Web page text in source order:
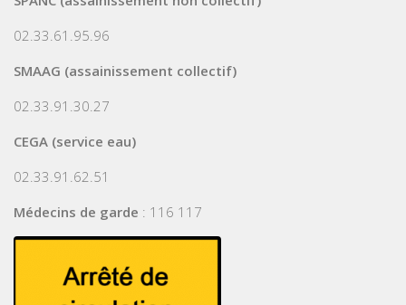
02.33.61.95.96
SMAAG (assainissement collectif)
02.33.91.30.27
CEGA (service eau)
02.33.91.62.51
Médecins de garde : 116 117